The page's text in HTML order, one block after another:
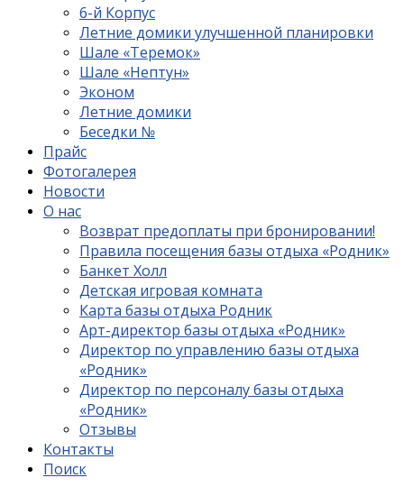
6-й Корпус
Летние домики улучшенной планировки
Шале «Теремок»
Шале «Нептун»
Эконом
Летние домики
Беседки №
Прайс
Фотогалерея
Новости
О нас
Возврат предоплаты при бронировании!
Правила посещения базы отдыха «Родник»
Банкет Холл
Детская игровая комната
Карта базы отдыха Родник
Арт-директор базы отдыха «Родник»
Директор по управлению базы отдыха
«Родник»
Директор по персоналу базы отдыха
«Родник»
Отзывы
Контакты
Поиск